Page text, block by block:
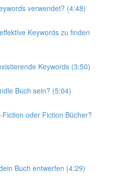
verwendet? (4:48)
Keywords zu finden
Keywords (3:50)
Buch sein? (5:04)
oder Fiction Bücher?
Buch entwerfen (4:29)